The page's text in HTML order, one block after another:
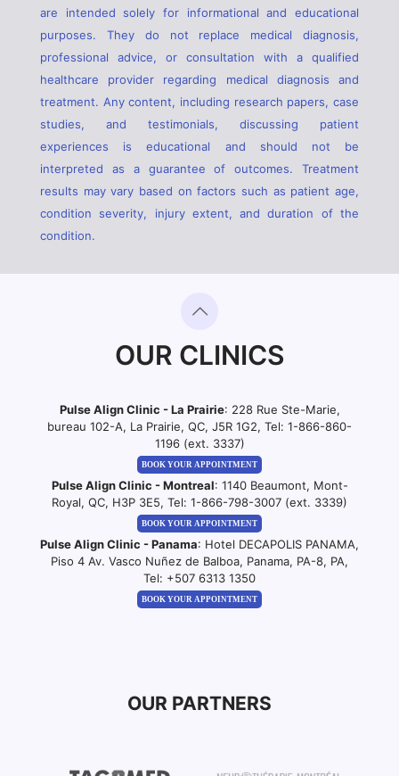
are intended solely for informational and educational
purposes. They do not replace medical diagnosis,
professional advice, or consultation with a qualified
healthcare provider regarding medical diagnosis and
treatment. Any content, including research papers, case
studies, and testimonials, discussing patient
experiences is educational and should not be
interpreted as a guarantee of outcomes. Treatment
results may vary based on factors such as patient age,
condition severity, injury extent, and duration of the
condition.
OUR CLINICS
Pulse Align Clinic - La Prairie: 228 Rue Ste-Marie,
bureau 102-A, La Prairie, QC, J5R 1G2, Tel: 1-866-860-
1196 (ext. 3337)
BOOK YOUR APPOINTMENT
Pulse Align Clinic - Montreal: 1140 Beaumont, Mont-
Royal, QC, H3P 3E5, Tel: 1-866-798-3007 (ext. 3339)
BOOK YOUR APPOINTMENT
Pulse Align Clinic - Panama: Hotel DECAPOLIS PANAMA,
Piso 4 Av. Vasco Nuñez de Balboa, Panama, PA-8, PA,
Tel: +507 6313 1350
BOOK YOUR APPOINTMENT
OUR PARTNERS